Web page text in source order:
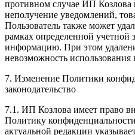
противном случае ИП Козлова
неполучение уведомлений,
Пользователь также может
рамках определенной учетной
информацию. При этом
невозможность
7. Изменение Политики
законодательство
7.1. ИП Козлова имеет право
Политику
актуальной редакции